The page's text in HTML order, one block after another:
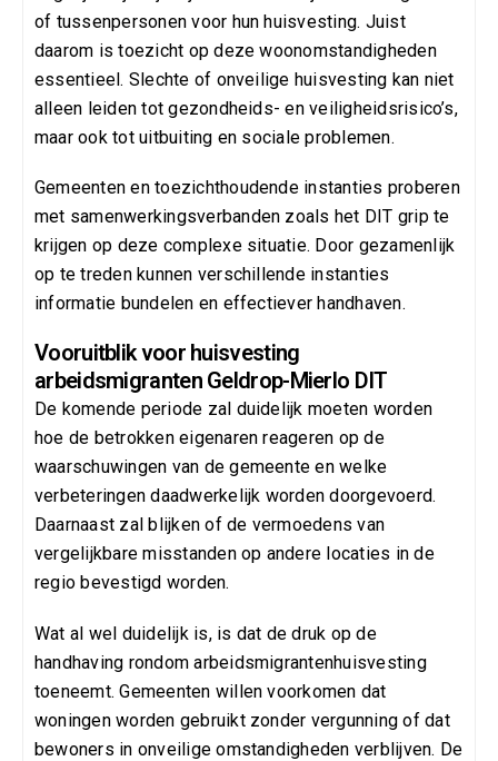
of tussenpersonen voor hun huisvesting. Juist
daarom is toezicht op deze woonomstandigheden
essentieel. Slechte of onveilige huisvesting kan niet
alleen leiden tot gezondheids- en veiligheidsrisico’s,
maar ook tot uitbuiting en sociale problemen.
Gemeenten en toezichthoudende instanties proberen
met samenwerkingsverbanden zoals het DIT grip te
krijgen op deze complexe situatie. Door gezamenlijk
op te treden kunnen verschillende instanties
informatie bundelen en effectiever handhaven.
Vooruitblik voor huisvesting
arbeidsmigranten Geldrop-Mierlo DIT
De komende periode zal duidelijk moeten worden
hoe de betrokken eigenaren reageren op de
waarschuwingen van de gemeente en welke
verbeteringen daadwerkelijk worden doorgevoerd.
Daarnaast zal blijken of de vermoedens van
vergelijkbare misstanden op andere locaties in de
regio bevestigd worden.
Wat al wel duidelijk is, is dat de druk op de
handhaving rondom arbeidsmigrantenhuisvesting
toeneemt. Gemeenten willen voorkomen dat
woningen worden gebruikt zonder vergunning of dat
bewoners in onveilige omstandigheden verblijven. De